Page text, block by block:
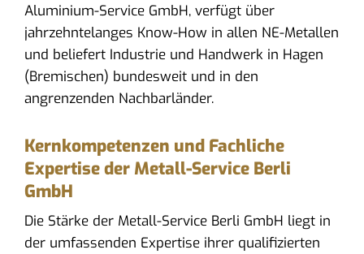
Aluminium-Service GmbH, verfügt über
jahrzehntelanges Know-How in allen NE-Metallen
und beliefert Industrie und Handwerk in Hagen
(Bremischen) bundesweit und in den
angrenzenden Nachbarländer.
Kernkompetenzen und Fachliche
Expertise der Metall-Service Berli
GmbH
Die Stärke der Metall-Service Berli GmbH liegt in
der umfassenden Expertise ihrer qualifizierten